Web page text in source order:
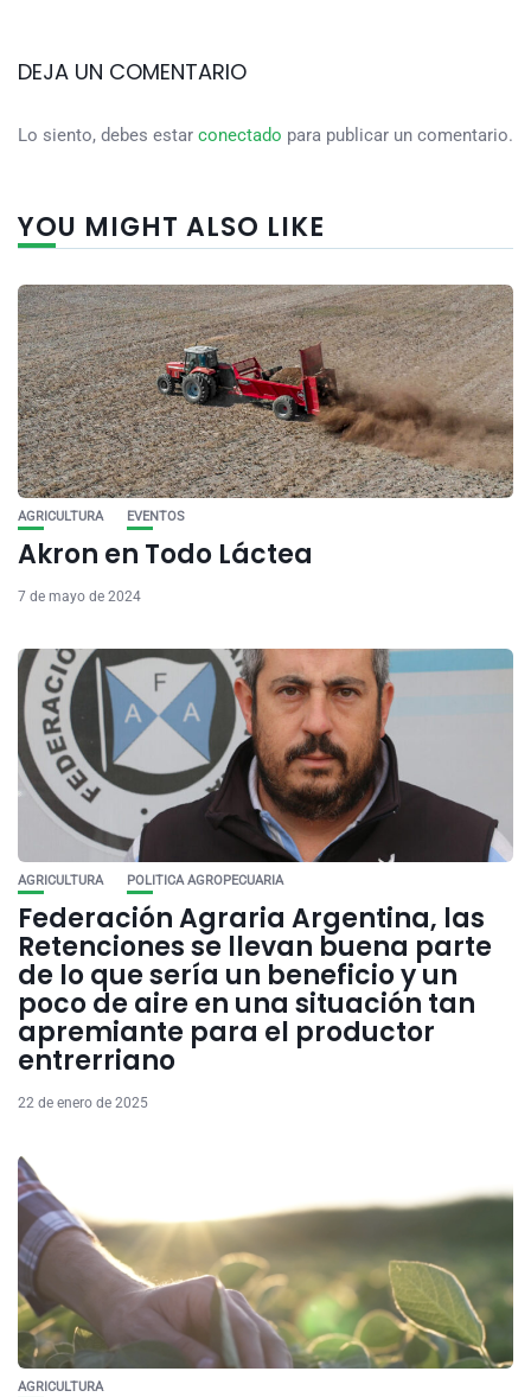
DEJA UN COMENTARIO
Lo siento, debes estar conectado para publicar un comentario.
YOU MIGHT ALSO LIKE
AGRICULTURA EVENTOS
Akron en Todo Láctea
7 de mayo de 2024
AGRICULTURA POLITICA AGROPECUARIA
Federación Agraria Argentina, las
Retenciones se llevan buena parte
de lo que sería un beneficio y un
poco de aire en una situación tan
apremiante para el productor
entrerriano
22 de enero de 2025
AGRICULTURA